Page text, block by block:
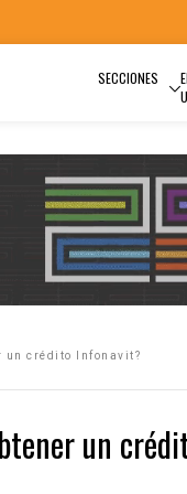
SECCIONES
un crédito Infonavit?
un